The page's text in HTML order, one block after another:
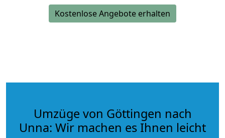
Kostenlose Angebote erhalten
Umzüge von Göttingen nach
Unna: Wir machen es Ihnen leicht